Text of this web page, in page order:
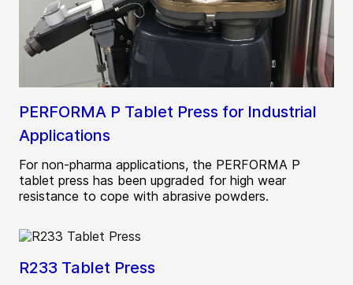
PERFORMA P Tablet Press for Industrial
Applications
For non-pharma applications, the PERFORMA P
tablet press has been upgraded for high wear
resistance to cope with abrasive powders.
R233 Tablet Press